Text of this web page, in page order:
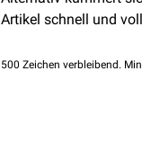
Artikel schnell und
500 Zeichen verbleibend.